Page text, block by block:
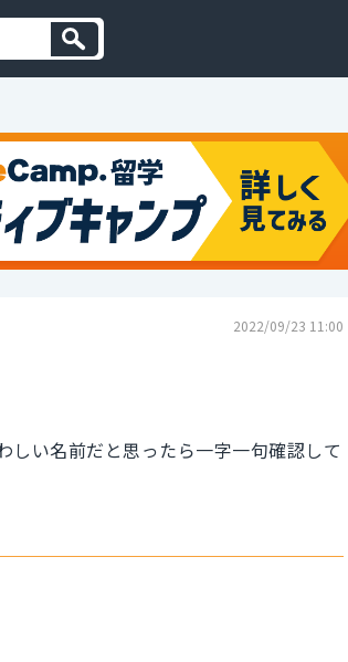
2022/09/23 11:00
しい名前だと思ったら一字一句確認して